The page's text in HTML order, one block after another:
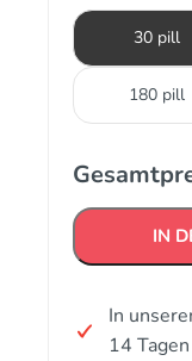
30 pill
180 pill
IN
In
14